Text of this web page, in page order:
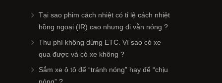
Tại sao phim cách nhiệt có tỉ lệ cách nhiệt
hồng ngoại (IR) cao nhưng đi vẫn nóng ?
Thu phí không dừng ETC. Vì sao có xe
qua được và có xe không ?
Sắm xe ô tô để “tránh nóng” hay để “chịu